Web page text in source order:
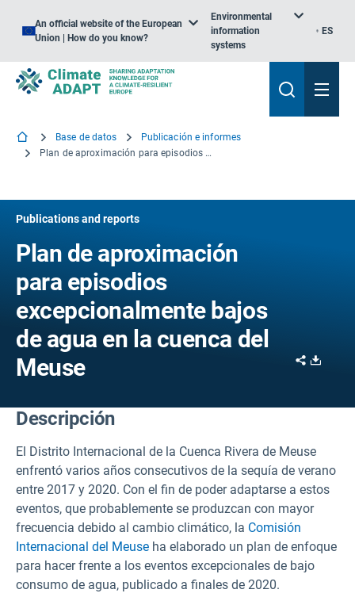
An official website of the European
Union | How do you know?
Environmental
information
systems
ES
Base de datos
Publicación e informes
Plan de aproximación para episodios excepcionalmente bajos de agua en la cuenca del Meuse
Publications and reports
Plan de aproximación
para episodios
excepcionalmente bajos
de agua en la cuenca del
Meuse
Share
Descripción
El Distrito Internacional de la Cuenca Rivera de Meuse
enfrentó varios años consecutivos de la sequía de verano
entre 2017 y 2020. Con el fin de poder adaptarse a estos
eventos, que probablemente se produzcan con mayor
frecuencia debido al cambio climático, la Comisión
Internacional del Meuse ha elaborado un plan de enfoque
para hacer frente a los eventos excepcionales de bajo
consumo de agua, publicado a finales de 2020.